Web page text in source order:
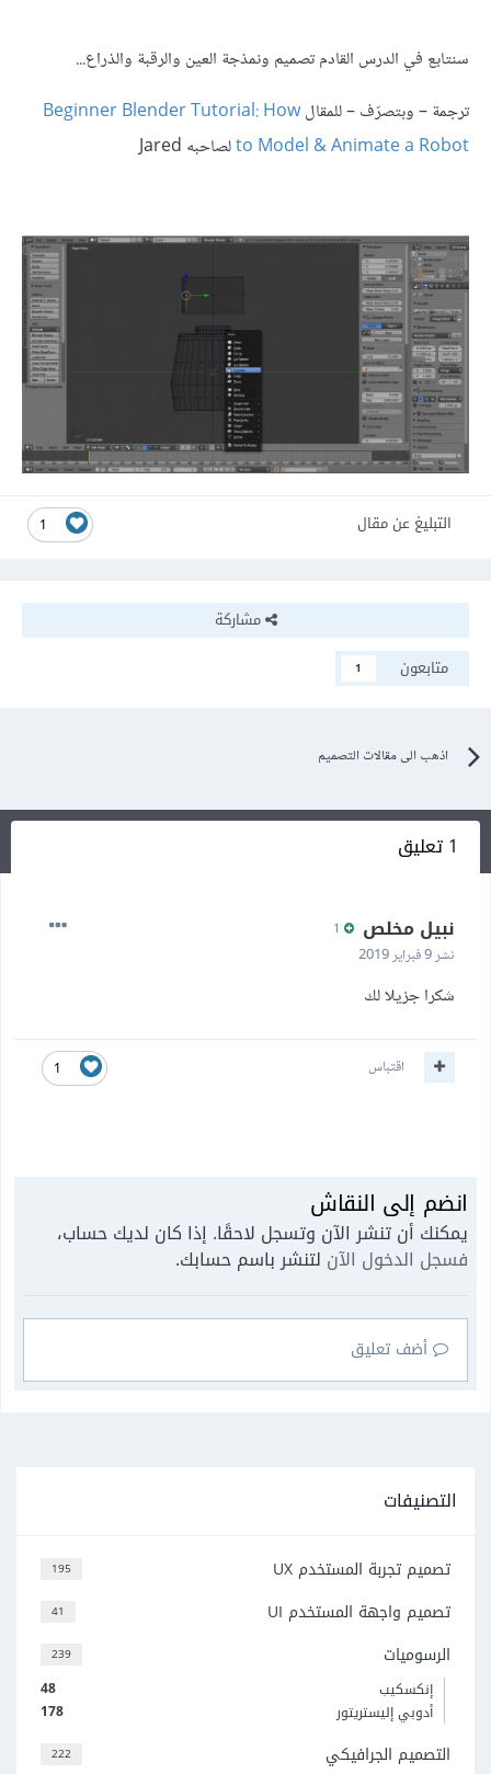
سنتابع في الدرس القادم تصميم ونمذجة العين والرقبة والذراع...
ترجمة – وبتصرّف – للمقالBeginner Blender Tutorial: How
to Model & Animate a Robotلصاحبه Jared
1 التبليغ عن مقال
مشاركة
متابعون
1
اذهب الى مقالات التصميم
1 تعليق
نبيل مخلص
نشر9 فبراير 2019
شكرا جزيلا لك
1 اقتباس
انضم إلى النقاش
يمكنك أن تنشر الآن وتسجل لاحقًا. إذا كان لديك حساب،
فسجل الدخول الآن لتنشر باسم حسابك.
أضف تعليق
التصنيفات
195 تصميم تجربة المستخدم UX
41 تصميم واجهة المستخدم UI
239 الرسوميات
48
إنكسكيب
178
أدوبي إليستريتور
222 التصميم الجرافيكي